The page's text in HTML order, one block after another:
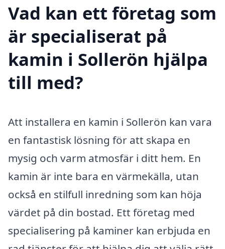
Vad kan ett företag som
är specialiserat på
kamin i Sollerön hjälpa
till med?
Att installera en kamin i Sollerön kan vara
en fantastisk lösning för att skapa en
mysig och varm atmosfär i ditt hem. En
kamin är inte bara en värmekälla, utan
också en stilfull inredning som kan höja
värdet på din bostad. Ett företag med
specialisering på kaminer kan erbjuda en